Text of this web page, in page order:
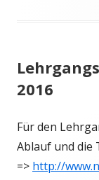
2016
Für den
Ablauf und die
=> http://